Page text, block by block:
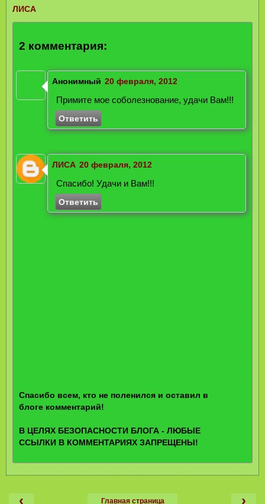
ЛИСА
2 комментария:
Анонимный 20 февраля, 2012
Примите мое соболезнование, удачи Вам!!!
Ответить
ЛИСА 20 февраля, 2012
Спасибо! Удачи и Вам!!!
Ответить
Спасибо всем, кто не поленился и оставил в
блоге комментарий!
В ЦЕЛЯХ БЕЗОПАСНОСТИ БЛОГА - ЛЮБЫЕ
ССЫЛКИ В КОММЕНТАРИЯХ ЗАПРЕЩЕНЫ!
‹ ›
Главная страница